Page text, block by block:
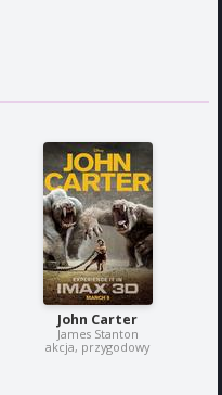
John Carter
James Stanton
akcja, przygodowy